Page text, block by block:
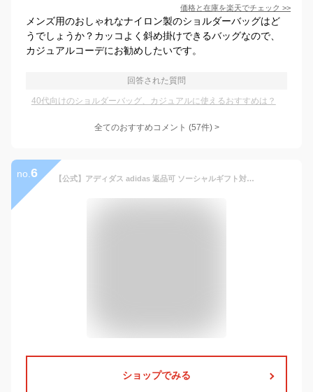
価格と在庫を楽天でチェック >>
メンズ用のおしゃれなナイロン製のショルダーバッグはど
うでしょうか？カッコよく斜め掛けできるバッグなので、
カジュアルコーデにお勧めしたいです。
回答された質問
40代向けのショルダーバッグ、カジュアルに使えるおすすめは？
全てのおすすめコメント (57件) >
no. 6 【公式】アディダス adidas 返品可 ソーシャルギフト対象 ラッピング不可 ライフスタイル スタンスミス / Stan Smith オリジナルス ユニセックス シューズ・靴 スニーカー 黒 ブラック M20327 ローカット ビジネス オフィス
ショップでみる